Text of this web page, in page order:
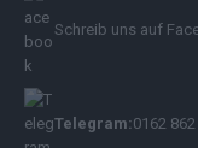
Schreib uns auf
Telegram:0162